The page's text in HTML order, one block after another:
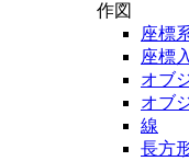
作図
座標
座標
オブ
オブ
線
長方